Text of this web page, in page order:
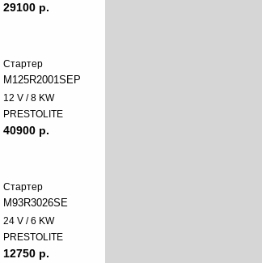
29100 p.
Стартер
M125R2001SEP
12 V / 8 KW
PRESTOLITE
40900 p.
Стартер
M93R3026SE
24 V / 6 KW
PRESTOLITE
12750 p.